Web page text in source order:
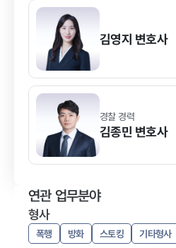
김영지 변호사
경찰 경력
김종민 변호사
연관 업무분야
형사
폭행 방화 스토킹 기타형사